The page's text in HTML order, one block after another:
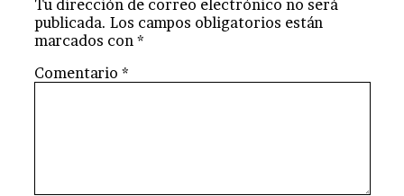
Tu dirección de correo electrónico no será
publicada. Los campos obligatorios están
marcados con *
Comentario *